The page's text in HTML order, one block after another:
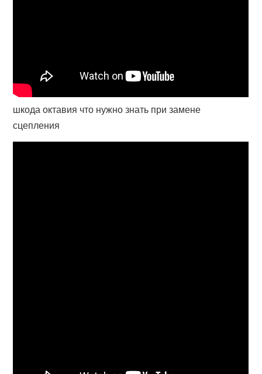
шкода октавия что нужно знать при замене
сцепления